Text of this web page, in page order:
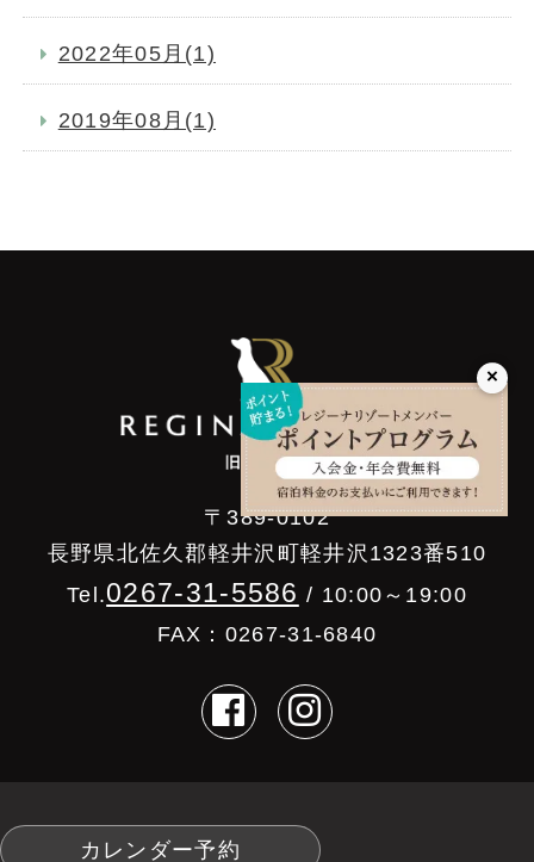
2022年05月(1)
2019年08月(1)
〒389-0102
長野県北佐久郡軽井沢町軽井沢1323番510
Tel.0267-31-5586 / 10:00～19:00
FAX：0267-31-6840
カレンダー予約
×